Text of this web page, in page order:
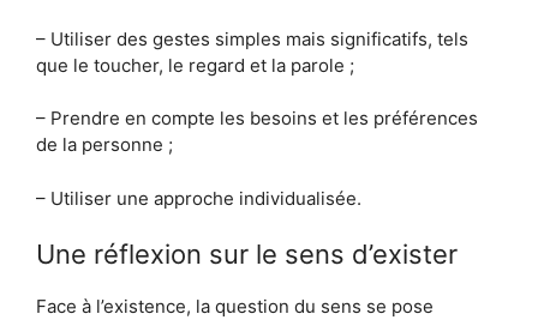
– Utiliser des gestes simples mais significatifs, tels
que le toucher, le regard et la parole ;
– Prendre en compte les besoins et les préférences
de la personne ;
– Utiliser une approche individualisée.
Une réflexion sur le sens d’exister
Face à l’existence, la question du sens se pose